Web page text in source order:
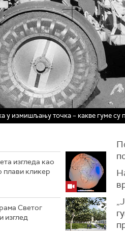
у измишљању точка – какве гуме
изгледа као
плави кликер
Светог
изглед